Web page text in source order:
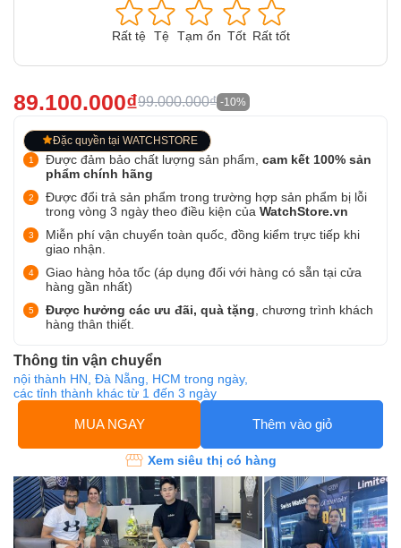
Rất tệ Tệ Tạm ổn Tốt Rất tốt
89.100.000₫99.000.000₫ -10%
Đặc quyền tại WATCHSTORE
Được đảm bảo chất lượng sản phẩm, cam kết 100% sản
phẩm chính hãng
Được đổi trả sản phẩm trong trường hợp sản phẩm bị lỗi
trong vòng 3 ngày theo điều kiện của WatchStore.vn
Miễn phí vận chuyển toàn quốc, đồng kiểm trực tiếp khi
giao nhận.
Giao hàng hỏa tốc (áp dụng đối với hàng có sẵn tại cửa
hàng gần nhất)
Được hưởng các ưu đãi, quà tặng , chương trình khách
hàng thân thiết.
Thông tin vận chuyển
nội thành HN, Đà Nẵng, HCM trong ngày,
các tỉnh thành khác từ 1 đến 3 ngày
MUA NGAY Thêm vào giỏ
Xem siêu thị có hàng